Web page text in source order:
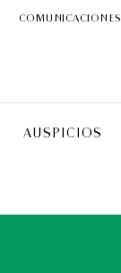
COMUNICACIONES
AUSPICIOS